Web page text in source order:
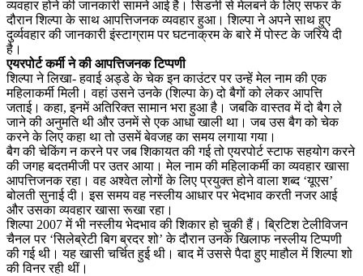
व्यवहार होने की जानकारी सामने आई है। सिडनी से मेलबर्न के लिए सफर के
दौरान शिल्पा के साथ आपत्तिजनक व्यवहार हुआ। शिल्पा ने अपने साथ हुए
दु‌र्व्यवहार की जानकारी इंस्टाग्राम पर घटनाक्रम के बारे में पोस्ट के जरिये दी
है।
एयरपोर्ट कर्मी ने की आपत्तिजनक टिप्पणी
शिल्पा ने लिखा- हवाई अड्डे के चेक इन काउंटर पर उन्हें मेल नाम की एक
महिलाकर्मी मिली। वहां उसने उनके (शिल्पा के) दो बैगों को लेकर आपत्ति
जताई। कहा, इनमें अतिरिक्त सामान भरा हुआ है। जबकि वास्तव में दो बैग ले
जाने की अनुमति थी और उनमें से एक आधा खाली था। जब उस बैग को चेक
करने के लिए कहा था तो उसमें बेवजह का समय लगाया गया।
बैग की चेकिंग न करने पर जब शिकायत की गई तो एयरपोर्ट स्टाफ सहयोग करने
की जगह बदतमीजी पर उतर आया। मेल नाम की महिलाकर्मी का व्यवहार खासा
आपत्तिजनक रहा। वह अश्वेत लोगों के लिए प्रयुक्त होने वाला शब्द ‘यूएस’
बोलती सुनाई दी। इस समय वह नस्लीय आधार पर भेदभाव करती नजर आई
और उसका व्यवहार खासा रूखा रहा।
शिल्पा 2007 में भी नस्लीय भेदभाव की शिकार हो चुकी हैं। ब्रिटिश टेलीविजन
चैनल पर ‘सिलेब्रेटी बिग ब्रदर शो’ के दौरान उनके खिलाफ नस्लीय टिप्पणी
की गई थी। यह खासी चर्चित हुई थी। बाद में उससे पैदा हुए माहौल में शिल्पा शो
की विनर रही थीं।